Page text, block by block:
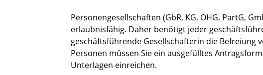
Personengesellschaften (GbR, KG, OHG, PartG,
erlaubnisfähig. Daher benötigt jeder
geschäftsführende Gesellschafterin die Befreiung
Personen müssen Sie ein ausgefülltes
Unterlagen einreichen.